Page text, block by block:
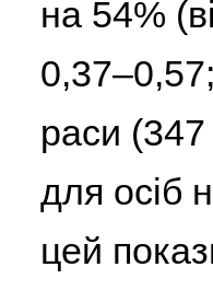
на 54%
раси
для осіб
цей